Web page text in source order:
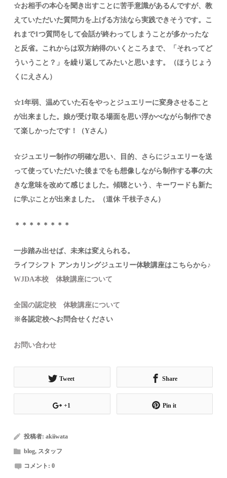
☆お相手の本心を聞き出すことに苦手意識があるんですが、教
えていただいた質問力を上げる方法なら実践できそうです。こ
れまで1つ質問をして会話が終わってしまうことが多かったな
と反省。これからは双方納得のいくところまで、「それってど
ういうこと？」を繰り返してみたいと思います。（ほうじょう
くにえさん）
☆1年弱、温めていた石をやっとジュエリーに変身させること
が出来ました。娘が受け取る場面を思い浮かべながら制作でき
て楽しかったです！（Yさん）
☆ジュエリー制作の明確な思い、目的、さらにジュエリーを送
って使っていただいた後までをも想像しながら制作する事の大
きな意味を改めて感じました。傾聴という、キーワードも新た
に学ぶことが出来ました。（道休 千枝子さん）
＊＊＊＊＊＊＊＊
一歩踏み出せば、未来は変えられる。
ライフシフト アンカリングジュエリー体験講座はこちらから♪
WJDA本校 体験講座について
全国の認定校 体験講座について
※各認定校へお問合せください
お問い合わせ
Tweet Share
+1 Pin it
投稿者:akiiwata
blog, スタッフ
コメント:0